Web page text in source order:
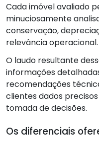
Cada imóvel avaliado
minuciosamente
conservação,
relevância operacional.
O laudo resultante
informações
recomendações
clientes dados
tomada de decisões.
Os diferenciais